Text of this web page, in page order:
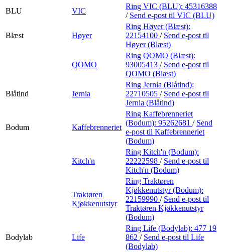
BLU
VIC
Ring VIC (BLU): 45316388
/ Send e-post til VIC (BLU)
Blæst Høyer
Ring Høyer (Blæst):
22154100 / Send e-post til
Høyer (Blæst)
QOMO
Ring QOMO (Blæst):
93005413 / Send e-post til
QOMO (Blæst)
Blåtind Jernia
Ring Jernia (Blåtind):
22710505 / Send e-post til
Jernia (Blåtind)
Bodum Kaffebrenneriet
Ring Kaffebrenneriet
(Bodum): 95262681 / Send
e-post til Kaffebrenneriet
(Bodum)
Kitch'n
Ring Kitch'n (Bodum):
22222598 / Send e-post til
Kitch'n (Bodum)
Traktøren
Kjøkkenutstyr
Ring Traktøren
Kjøkkenutstyr (Bodum):
22159990 / Send e-post til
Traktøren Kjøkkenutstyr
(Bodum)
Bodylab Life
Ring Life (Bodylab): 477 19
862 / Send e-post til Life
(Bodylab)